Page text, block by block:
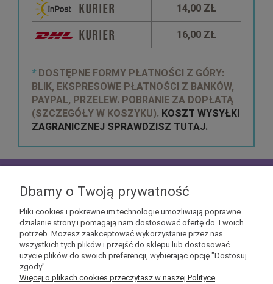
14,00 ZŁ
16,00 ZŁ
* DOSTĘPNE FORMY PŁATNOŚCI Z GÓRY:
BLIK, EKSPRESOWE PŁATNOŚCI Z BANKÓW,
PAYPAL, PRZELEW. POBRANIE ZA DOPŁATĄ
(SZCZEGÓŁY W KOSZYKU). KOSZT WYSYŁKI
ZAGRANICZNEJ SPRAWDZISZ TUTAJ.
otrzymać kupony rabatowe na geekowe itemy
Dbamy o Twoją prywatność
Pliki cookies i pokrewne im technologie umożliwiają poprawne
działanie strony i pomagają nam dostosować ofertę do Twoich
potrzeb. Możesz zaakceptować wykorzystanie przez nas
wszystkich tych plików i przejść do sklepu lub dostosować
użycie plików do swoich preferencji, wybierając opcję "Dostosuj
zgody".
Więcej o plikach cookies przeczytasz w naszej Polityce